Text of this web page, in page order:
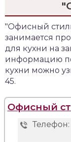
"Офисный
занимается
для кухни на
информацию
кухни можно
45.
Офисный
Телефон: